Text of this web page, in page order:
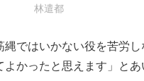
林遣都
ではいかない役を苦労
かったと思えます」とあ